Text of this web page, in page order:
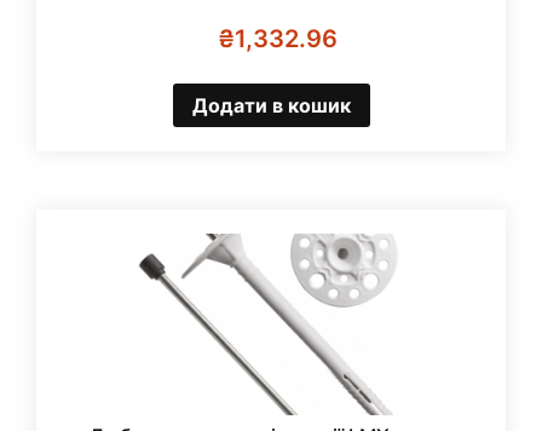
₴1,332.96
Додати в кошик